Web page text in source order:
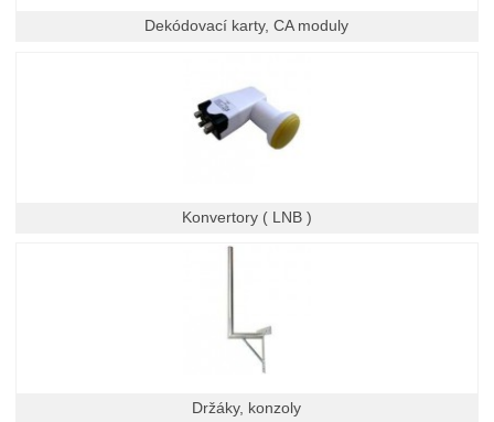
Dekódovací karty, CA moduly
Konvertory ( LNB )
Držáky, konzoly